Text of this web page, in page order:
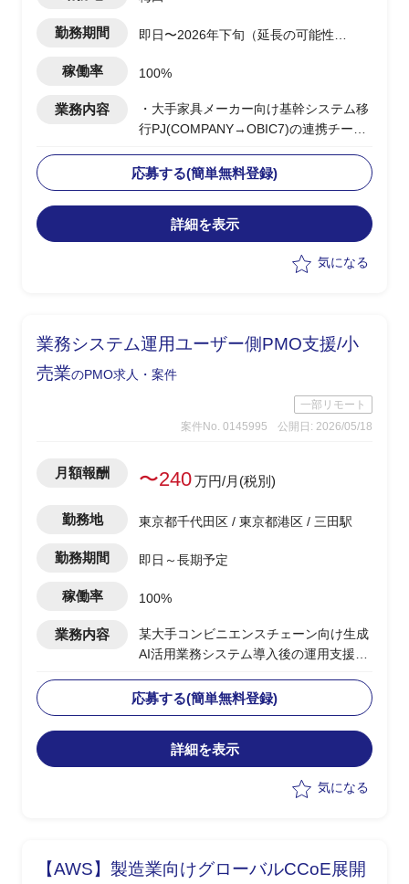
勤務期間
即日〜2026年下旬（延長の可能性あ
稼働率 100%
業務内容
・大手家具メーカー向け基幹システム移
行PJ(COMPANY→OBIC7)の連携チーム
・OBIC7と周辺システム間のデータ連携
設計/検証/テスト推進を担当
・人事給与領域の各種マスタデータ、勤
怠情報、給与計算データ等の連携仕様妥
・システム間データマッピング、連携タ
応募する(簡単無料登録)
詳細を表示
気になる
業務システム運用ユーザー側PMO支援/小
売業のPMO求人・案件
一部リモート
案件No. 0145995
公開日: 2026/05/18
月額報酬 〜240万円/月(税別)
勤務地 東京都千代田区 / 東京都港区 / 三田駅
勤務期間 即日～長期予定
稼働率 100%
業務内容
某大手コンビニエンスチェーン向け生成
AI活用業務システム導入後の運用支援PJ
全体の推進・管理を担う
・運用スペシャリストとして、運用プロ
セスの設計・標準化・改善提案を主導
・システム運用の定着化支援（利用部門
・エンハンス要件のヒアリング・取りま
・運用KPIの設定・モニタリング、定期
応募する(簡単無料登録)
詳細を表示
気になる
【AWS】製造業向けグローバルCCoE展開